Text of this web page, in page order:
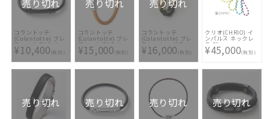
売り切れ
コラントッテ
(Colantotte) ブレ
スレット TAO ルー
プ ARIE ABAEK-90
¥10,400(税別)
売り切れ
コラントッテ
(Colantotte) ブレ
スレット TAO ルー
プ レオーネ
ABAED-49
¥15,000(税別)
売り切れ
コラントッテ
(Colantotte) ブレ
スレット マグチタ
ン ジオ プレミアム
ゴールド ABAEG5
¥16,000(税別)
クリオ(CHRIO) イ
ンパルス ネックレ
ス 50cm
¥45,000(税別)
売り切れ 売り切れ 売り切れ 売り切れ